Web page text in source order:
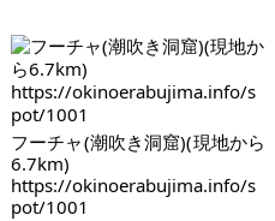
フーチャ(潮吹き洞窟)(現地から
6.7km)
https://okinoerabujima.info/s
pot/1001